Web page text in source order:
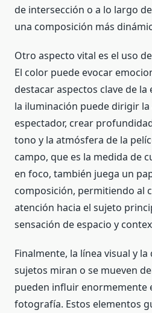
de intersección o a lo largo
una composición más
Otro aspecto vital es el uso
El color puede evocar
destacar aspectos clave de
la iluminación puede dirigir
espectador, crear
tono y la atmósfera de la
campo, que es la medida de
en foco, también juega un
composición, permitiendo al
atención hacia el sujeto
sensación de espacio y
Finalmente, la línea visual y
sujetos miran o se mueven
pueden influir enormemente
fotografía. Estos elementos